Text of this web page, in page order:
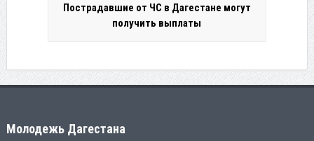
Пострадавшие от ЧС в Дагестане могут
получить выплаты
Молодежь Дагестана